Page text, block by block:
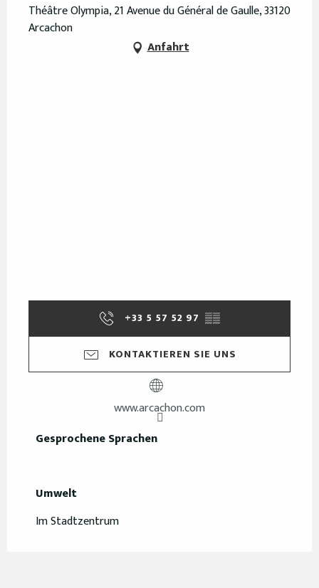
Théâtre Olympia, 21 Avenue du Général de Gaulle, 33120
Arcachon
Anfahrt
+33 5 57 52 97 ▒▒
KONTAKTIEREN SIE UNS
www.arcachon.com
Gesprochene Sprachen
Gesprochene Sprachen
Umwelt
Umwelt
Im Stadtzentrum